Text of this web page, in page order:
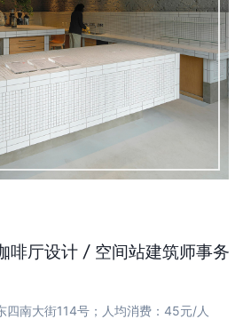
啡厅设计 / 空间站建筑师事务
四南大街114号；人均消费：45元/人